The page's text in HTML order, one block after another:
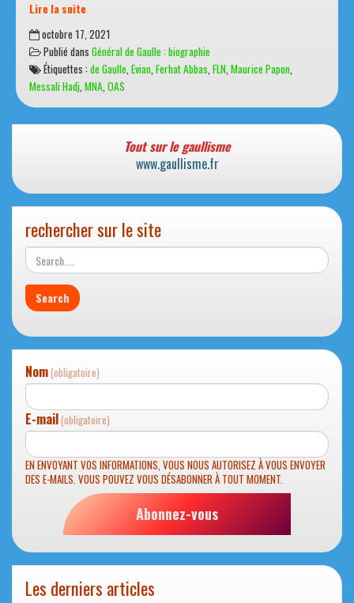
Lire la suite
17
octobre
1961
:
Nuit
tragique
à
octobre 17, 2021
Publié dans Général de Gaulle : biographie
Étiquettes :de Gaulle,Evian,Ferhat Abbas,FLN,Maurice Papon,
Messali Hadj,MNA,OAS
Tout sur le gaullisme
www.gaullisme.fr
rechercher sur le site
Nom(obligatoire)
E-mail(obligatoire)
EN ENVOYANT VOS INFORMATIONS, VOUS NOUS AUTORISEZ À VOUS ENVOYER
DES E-MAILS. VOUS POUVEZ VOUS DÉSABONNER À TOUT MOMENT.
Abonnez-vous
Les derniers articles